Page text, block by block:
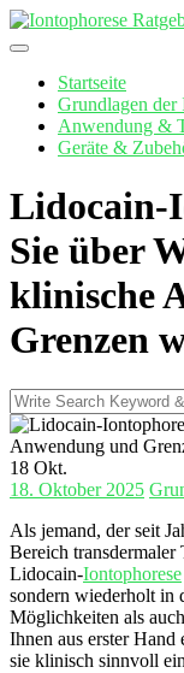
Skip
to
Startseite
Grundlagen der
Anwendung &
Geräte &
Sie über
klinische
Grenzen
Search
for:
18 Okt.
18. Oktober 2025
Als jemand, der seit
Bereich transdermaler
Lidocain‑Iontophorese
sondern wiederholt in
Möglichkeiten als
Ihnen aus erster‌
sie klinisch sinnvoll